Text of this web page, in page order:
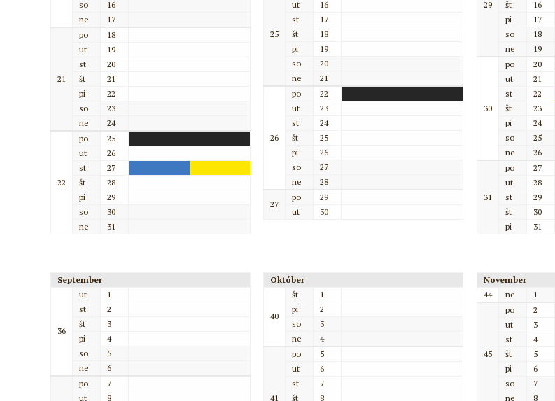
so
16
ne
17
21
po
18
ut
19
st
20
št
21
pi
22
so
23
ne
24
22
po
25
ut
26
st
27
št
28
pi
29
so
30
ne
31
25
ut
16
st
17
št
18
pi
19
so
20
ne
21
26
po
22
ut
23
st
24
št
25
pi
26
so
27
ne
28
27
po
29
ut
30
29
št
16
pi
17
so
18
ne
19
30
po
20
ut
21
st
22
št
23
pi
24
so
25
ne
26
31
po
27
ut
28
st
29
št
30
pi
31
September
36
ut
1
st
2
št
3
pi
4
so
5
ne
6
po
7
ut
8
Október
40
št
1
pi
2
so
3
ne
4
41
po
5
ut
6
st
7
št
8
November
44
ne 1
45
po
2
ut
3
st
4
št
5
pi
6
so
7
ne
8